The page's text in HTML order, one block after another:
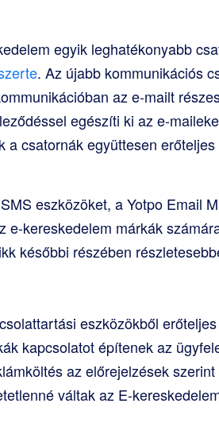
egyik leghatékonyabb
. Az újabb kommunikációs
az e-mailt
egészíti ki az e-
csatornák együttesen
eszközöket, a Yotpo Email
kereskedelem márkák
későbbi részében
eszközökből erőteljes
kapcsolatot építenek az
az előrejelzések
váltak az E-